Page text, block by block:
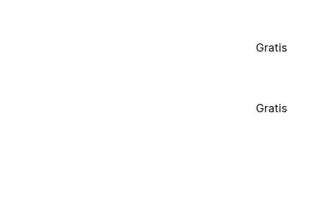
Gratis
Gratis